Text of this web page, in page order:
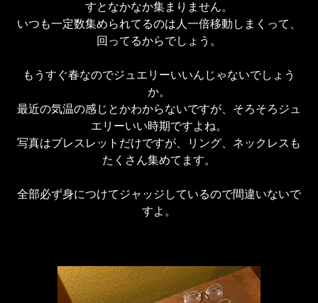
すとなかなか集まりません。
いつも一定数集められてるのは人一倍移動しまくって、
回ってるからでしょう。
もうすぐ春なのでジュエリーいいんじゃないでしょう
か。
最近の気温の感じとかわからないですが、そろそろジュ
エリーいい時期ですよね。
写真はブレスレットだけですが、リング、ネックレスも
たくさん集めてます。
全部必ず身につけてジャッジしているので間違いないで
すよ。